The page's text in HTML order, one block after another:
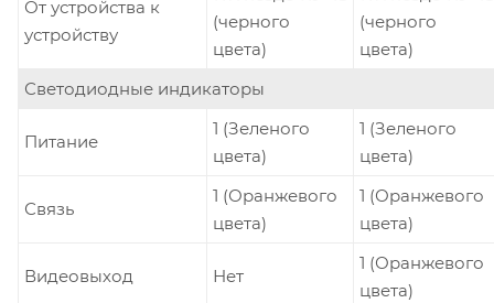
От устройства к
устройству
(черного
цвета)
(черного
цвета)
Светодиодные индикаторы
Питание
1 (Зеленого
цвета)
1 (Зеленого
цвета)
Связь
1 (Оранжевого
цвета)
1 (Оранжевого
цвета)
Видеовыход Нет
1 (Оранжевого
цвета)